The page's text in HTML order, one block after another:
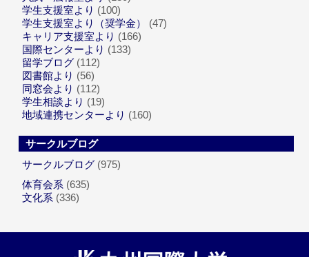
学生支援室より (100)
学生支援室より（奨学金）
(47)
キャリア支援室より (166)
国際センターより (133)
留学ブログ (112)
図書館より (56)
同窓会より (112)
学生相談より (19)
地域連携センターより (160)
サークルブログ
サークルブログ (975)
体育会系 (635)
文化系 (336)